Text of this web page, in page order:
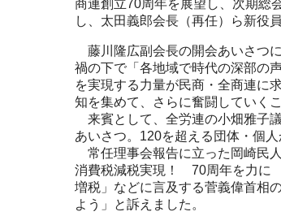
商連創立70周年を展望し、次期総
し、太田義郎会長（再任）ら新役
藤川隆広副会長の開会あいさつ
禍の下で「各地域で時代の深部の
を実現する力量が民商・全商連に
知を集めて、さらに奮闘していく
来賓として、全労連の小畑雅子
あいさつ。120を超える団体・個
常任理事会報告に立った岡崎民
消費税減税実現！ 70周年を力に
増税」などに言及する菅義偉首相
よう」と訴えました。